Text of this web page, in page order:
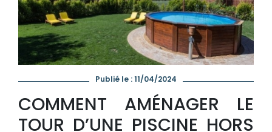
Publié le : 11/04/2024
COMMENT AMÉNAGER LE
TOUR D’UNE PISCINE HORS